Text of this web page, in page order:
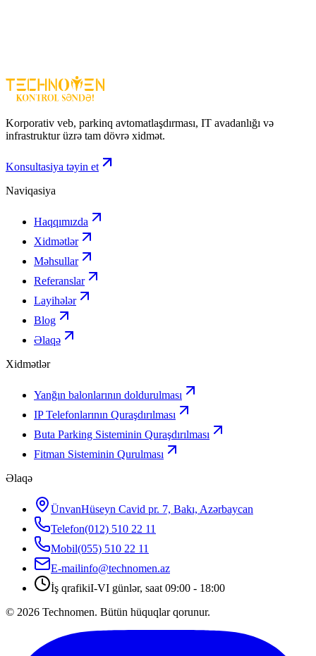
Ətraflı məlumat üçün bizimlə əlaqə saxlayın!
Korporativ veb, parkinq avtomatlaşdırması, IT avadanlığı və
infrastruktur üzrə tam dövrə xidmət.
Konsultasiya təyin et
Naviqasiya
Haqqımızda
Xidmətlər
Məhsullar
Referanslar
Layihələr
Blog
Əlaqə
Xidmətlər
Yanğın balonlarının doldurulması
IP Telefonlarının Quraşdırılması
Buta Parking Sisteminin Quraşdırılması
Fitman Sisteminin Qurulması
Əlaqə
ÜnvanHüseyn Cavid pr. 7, Bakı, Azərbaycan
Telefon(012) 510 22 11
Mobil(055) 510 22 11
E-mailinfo@technomen.az
İş qrafikiI-VI günlər, saat 09:00 - 18:00
© 2026 Technomen. Bütün hüquqlar qorunur.